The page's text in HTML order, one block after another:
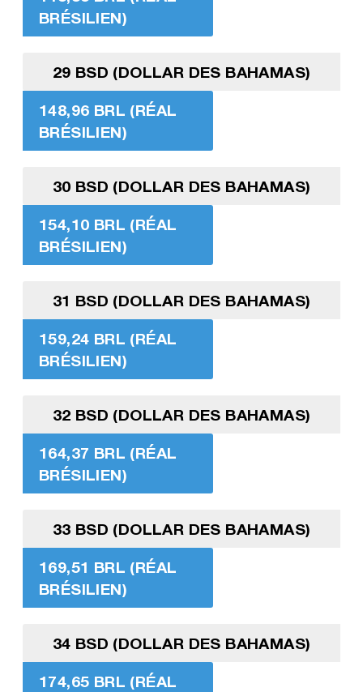
BRÉSILIEN)
29 BSD (DOLLAR DES BAHAMAS)
148,96 BRL (RÉAL
BRÉSILIEN)
30 BSD (DOLLAR DES BAHAMAS)
154,10 BRL (RÉAL
BRÉSILIEN)
31 BSD (DOLLAR DES BAHAMAS)
159,24 BRL (RÉAL
BRÉSILIEN)
32 BSD (DOLLAR DES BAHAMAS)
164,37 BRL (RÉAL
BRÉSILIEN)
33 BSD (DOLLAR DES BAHAMAS)
169,51 BRL (RÉAL
BRÉSILIEN)
34 BSD (DOLLAR DES BAHAMAS)
174,65 BRL (RÉAL